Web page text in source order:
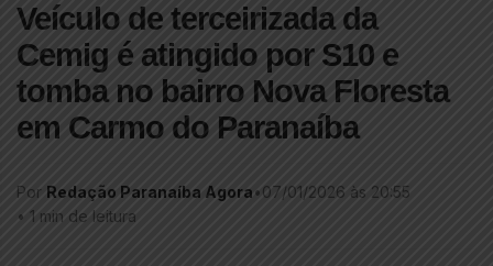
Veículo de terceirizada da
Cemig é atingido por S10 e
tomba no bairro Nova Floresta
em Carmo do Paranaíba
Por Redação Paranaíba Agora•07/01/2026 às 20:55
• 1 min de leitura